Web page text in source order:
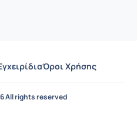
Όροι Χρήσης
All rights reserved